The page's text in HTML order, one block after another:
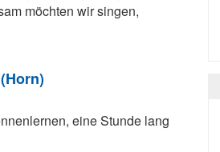
möchten wir singen,
eine Stunde lang